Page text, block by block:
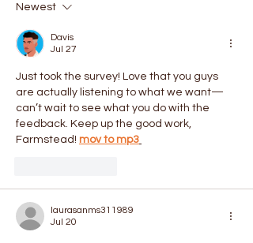
Newest
Davis
Jul 27
Just took the survey! Love that you guys
are actually listening to what we want—
can’t wait to see what you do with the
feedback. Keep up the good work,
Farmstead! mov to mp3
laurasanms311989
Jul 20